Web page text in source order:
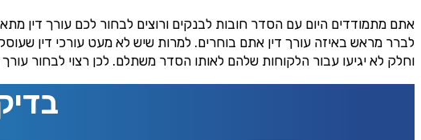
אתם מתמודדים היום עם הסדר חובות לבנקים ורוצים לבחור לכם עורך דין
לברר מראש באיזה עורך דין אתם בוחרים. למרות שיש לא מעט עורכי דין
וחלק לא יגיעו עבור הלקוחות שלהם לאותו הסדר משתלם. לכן רצוי לבחור
סכום
גודל